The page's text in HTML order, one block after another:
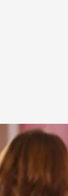
cuatro.com
03 MAY 2015 - 23:25h.
Compartir